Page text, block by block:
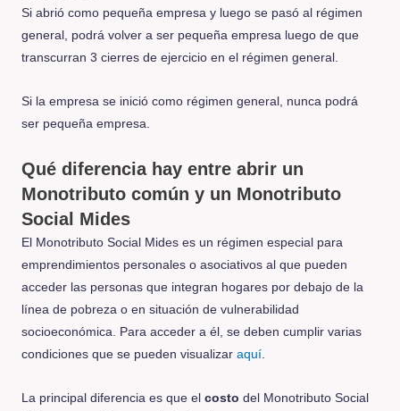
Si abrió como pequeña empresa y luego se pasó al régimen
general, podrá volver a ser pequeña empresa luego de que
transcurran 3 cierres de ejercicio en el régimen general.
Si la empresa se inició como régimen general, nunca podrá
ser pequeña empresa.
Qué diferencia hay entre abrir un
Monotributo común y un Monotributo
Social Mides
El Monotributo Social Mides es un régimen especial para
emprendimientos personales o asociativos al que pueden
acceder las personas que integran hogares por debajo de la
línea de pobreza o en situación de vulnerabilidad
socioeconómica. Para acceder a él, se deben cumplir varias
condiciones que se pueden visualizar aquí
La principal diferencia es que el costo del Monotributo Social